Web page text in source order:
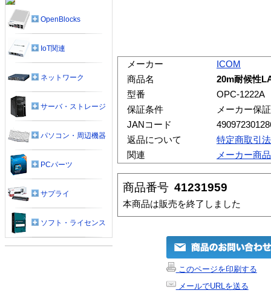
メーカー
ICOM
商品名
20m耐候性
型番
OPC-1222A
保証条件
メーカー保証
JANコード
返品について
特定商取引
関連
メーカー商
商品番号 41231959
本商品は販売を終了しました
このページを印刷する
メールでURLを送る
OpenBlocks
IoT関連
ネットワーク
サーバ・ストレージ
パソコン・周辺機器
PCパーツ
サプライ
ソフト・ライセンス